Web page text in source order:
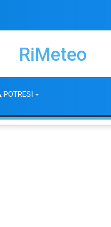
RiMeteo
POTRESI